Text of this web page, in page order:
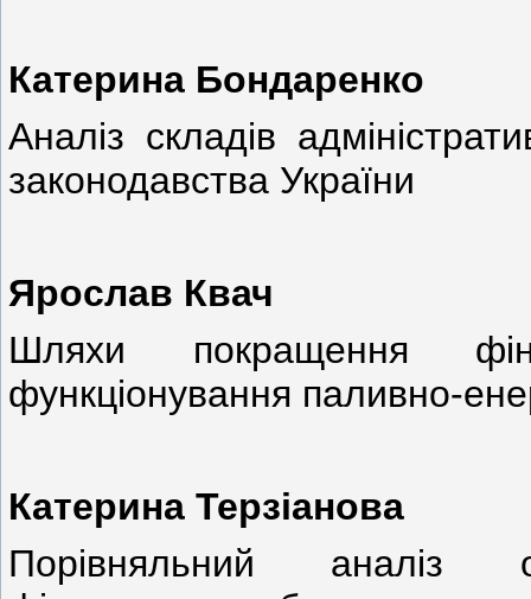
Катерина Бондаренко
Аналіз складів
законодавства України
Ярослав Квач
Шляхи покращення
функціонування паливно-
Катерина Терзіанова
Порівняльний аналіз